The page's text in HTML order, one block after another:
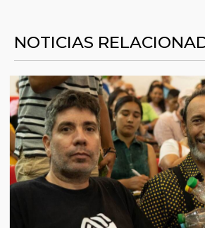
NOTICIAS